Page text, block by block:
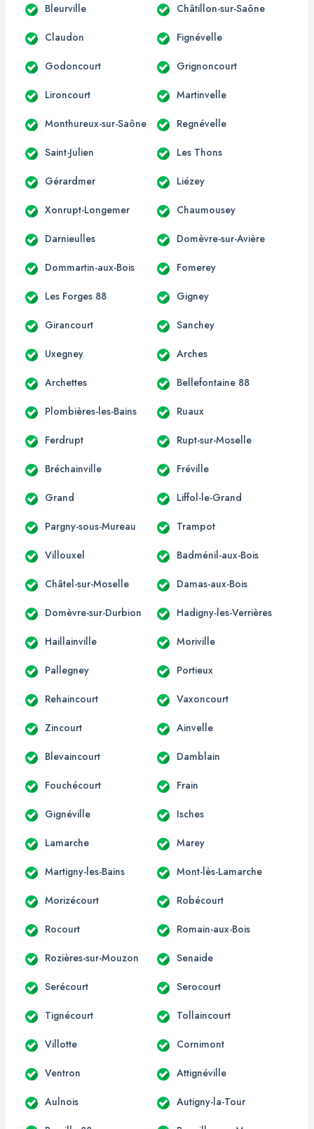
Bleurville Châtillon-sur-Saône
Claudon Fignévelle
Godoncourt Grignoncourt
Lironcourt Martinvelle
Monthureux-sur-Saône Regnévelle
Saint-Julien Les Thons
Gérardmer Liézey
Xonrupt-Longemer Chaumousey
Darnieulles Domèvre-sur-Avière
Dommartin-aux-Bois Fomerey
Les Forges 88 Gigney
Girancourt Sanchey
Uxegney Arches
Archettes Bellefontaine 88
Plombières-les-Bains Ruaux
Ferdrupt Rupt-sur-Moselle
Bréchainville Fréville
Grand Liffol-le-Grand
Pargny-sous-Mureau Trampot
Villouxel Badménil-aux-Bois
Châtel-sur-Moselle Damas-aux-Bois
Domèvre-sur-Durbion Hadigny-les-Verrières
Haillainville Moriville
Pallegney Portieux
Rehaincourt Vaxoncourt
Zincourt Ainvelle
Blevaincourt Damblain
Fouchécourt Frain
Gignéville Isches
Lamarche Marey
Martigny-les-Bains Mont-lès-Lamarche
Morizécourt Robécourt
Rocourt Romain-aux-Bois
Rozières-sur-Mouzon Senaide
Serécourt Serocourt
Tignécourt Tollaincourt
Villotte Cornimont
Ventron Attignéville
Aulnois Autigny-la-Tour